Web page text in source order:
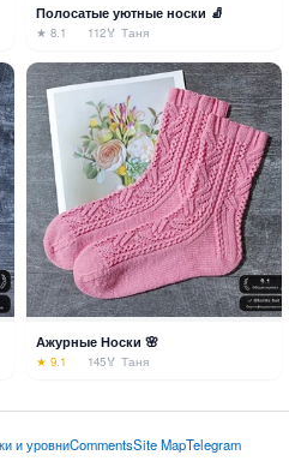
Полосатые уютные носки 🧦
★ 8.1 112🏅 Таня
Ажурные Носки 🌸
★ 9.1 145🏅 Таня
и уровниCommentsSite MapTelegram